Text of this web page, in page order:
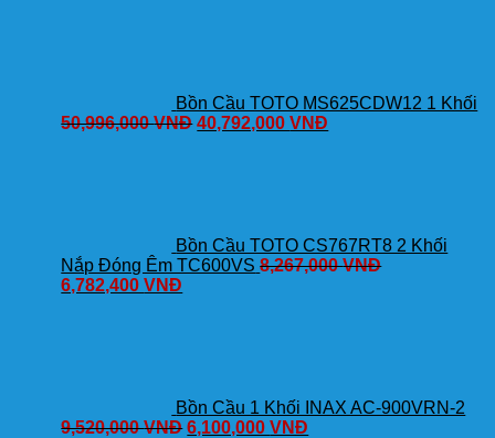
Bồn Cầu TOTO MS625CDW12 1 Khối
50,996,000VNĐ 40,792,000VNĐ
Bồn Cầu TOTO CS767RT8 2 Khối
Nắp Đóng Êm TC600VS 8,267,000VNĐ
6,782,400VNĐ
Bồn Cầu 1 Khối INAX AC-900VRN-2
9,520,000VNĐ 6,100,000VNĐ